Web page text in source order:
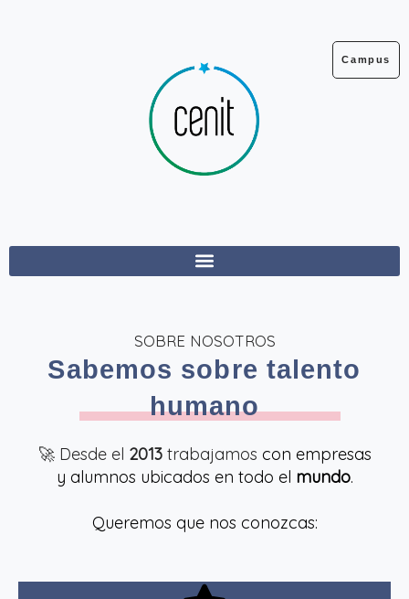
Campus
SOBRE NOSOTROS
Sabemos sobre talento
humano
🚀 Desde el 2013trabajamos con empresas
y alumnos ubicados en todo el mundo.
Queremos que nos conozcas: